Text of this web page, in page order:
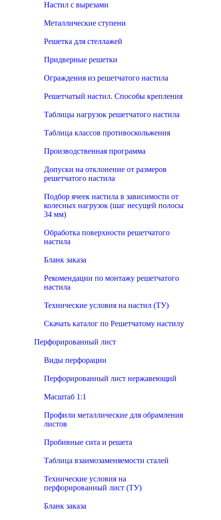
Настил с вырезами
Металлические ступени
Решетка для стеллажей
Придверные решетки
Ограждения из решетчатого настила
Решетчатый настил. Способы крепления
Таблицы нагрузок решетчатого настила
Таблица классов противоскольжения
Производственная программа
Допуски на отклонение от размеров
решетчатого настила
Подбор ячеек настила в зависимости от
колесных нагрузок (шаг несущей полосы
34 мм)
Обработка поверхности решетчатого
настила
Бланк заказа
Рекомендации по монтажу решетчатого
настила
Технические условия на настил (ТУ)
Скачать каталог по Решетчатому настилу
Перфорированный лист
Виды перфорации
Перфорированный лист нержавеющий
Масштаб 1:1
Профили металлические для обрамления
листов
Пробивные сита и решета
Таблица взаимозаменяемости сталей
Технические условия на
перфорированный лист (ТУ)
Бланк заказа